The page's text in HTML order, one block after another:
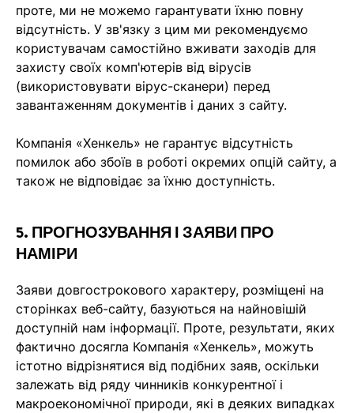
проте, ми не можемо гарантувати їхню повну
відсутність. У зв'язку з цим ми рекомендуємо
користувачам самостійно вживати заходів для
захисту своїх комп'ютерів від вірусів
(використовувати вірус-сканери) перед
завантаженням документів і даних з сайту.
Компанія «Хенкель» не гарантує відсутність
помилок або збоїв в роботі окремих опцій сайту, а
також не відповідає за їхню доступність.
5. ПРОГНОЗУВАННЯ І ЗАЯВИ ПРО
НАМІРИ
Заяви довгострокового характеру, розміщені на
сторінках веб-сайту, базуються на найновішій
доступній нам інформації. Проте, результати, яких
фактично досягла Компанія «Хенкель», можуть
істотно відрізнятися від подібних заяв, оскільки
залежать від ряду чинників конкурентної і
макроекономічної природи, які в деяких випадках